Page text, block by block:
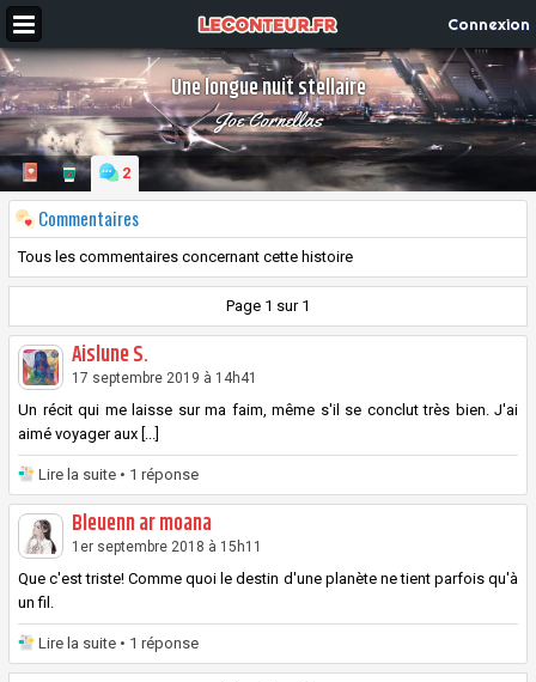
Connexion
Une longue nuit stellaire
Joe Cornellas
2
Commentaires
Tous les commentaires concernant cette histoire
Page 1 sur 1
Aislune S.
17 septembre 2019 à 14h41
Un récit qui me laisse sur ma faim, même s'il se conclut très bien. J'ai
aimé voyager aux [...]
Lire la suite • 1 réponse
Bleuenn ar moana
1er septembre 2018 à 15h11
Que c'est triste! Comme quoi le destin d'une planète ne tient parfois qu'à
un fil.
Lire la suite • 1 réponse